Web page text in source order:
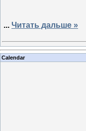
... Читать дальше »
Calendar